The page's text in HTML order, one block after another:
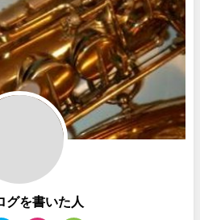
グを書いた人